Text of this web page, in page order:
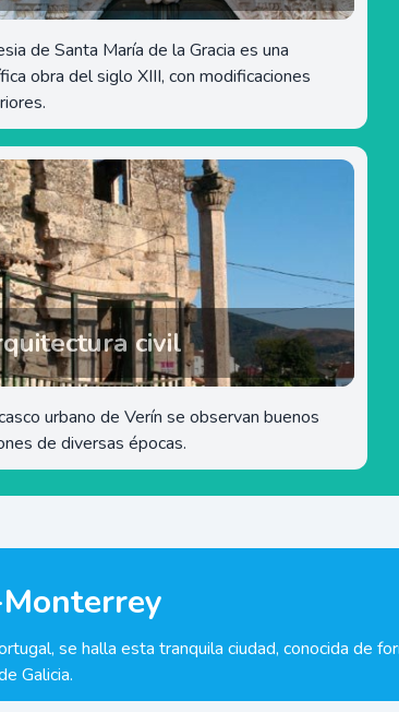
de Santa María de la Gracia es una
obra del siglo XIII, con modificaciones
civil
urbano de Verín se observan buenos
de diversas épocas.
se halla esta tranquila ciudad, conocida de
Galicia.